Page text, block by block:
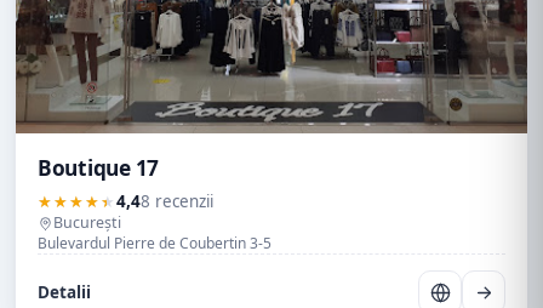
Boutique 17
★★★★★4,48 recenzii
București
Bulevardul Pierre de Coubertin 3-5
Detalii